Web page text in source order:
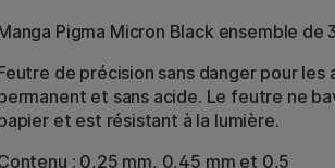
Pigma Micron Black ensemble de
de précision sans danger pour les
et sans acide. Le feutre ne
et est résistant à la lumière.
: 0,25 mm, 0,45 mm et 0,5